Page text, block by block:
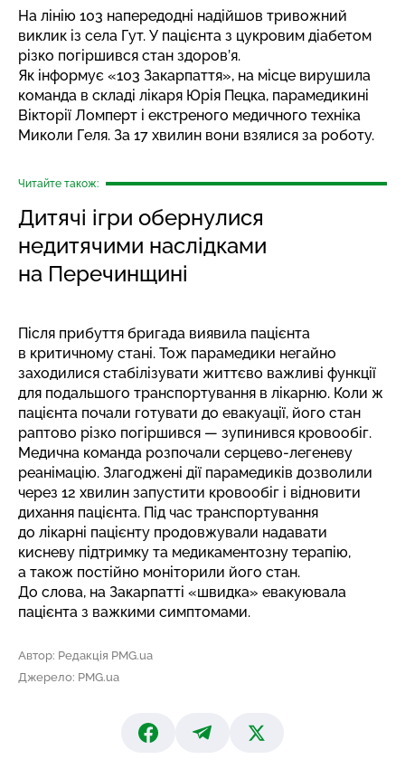
На лінію 103 напередодні надійшов тривожний
виклик із села Гут. У пацієнта з цукровим діабетом
різко погіршився стан здоров’я.
Як інформує «103 Закарпаття», на місце вирушила
команда в складі лікаря Юрія Пецка, парамедикині
Вікторії Ломперт і екстреного медичного техніка
Миколи Геля. За 17 хвилин вони взялися за роботу.
Читайте також:
Дитячі ігри обернулися
недитячими наслідками
на Перечинщині
Після прибуття бригада виявила пацієнта
в критичному стані. Тож парамедики негайно
заходилися стабілізувати життєво важливі функції
для подальшого транспортування в лікарню. Коли ж
пацієнта почали готувати до евакуації, його стан
раптово різко погіршився — зупинився кровообіг.
Медична команда розпочали серцево-легеневу
реанімацію. Злагоджені дії парамедиків дозволили
через 12 хвилин запустити кровообіг і відновити
дихання пацієнта. Під час транспортування
до лікарні пацієнту продовжували надавати
кисневу підтримку та медикаментозну терапію,
а також постійно моніторили його стан.
До слова, на Закарпатті «швидка» евакуювала
пацієнта з важкими симптомами.
Автор: Редакція PMG.ua
Джерело: PMG.ua